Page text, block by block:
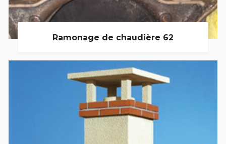
Ramonage de chaudière 62